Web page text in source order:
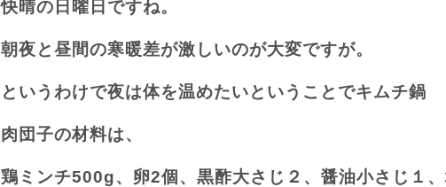
快晴の日曜日ですね。
朝夜と昼間の寒暖差が激しいのが大変ですが。
というわけで夜は体を温めたいということでキムチ鍋
肉団子の材料は、
鶏ミンチ500g、卵2個、黒酢大さじ２、醤油小さじ１